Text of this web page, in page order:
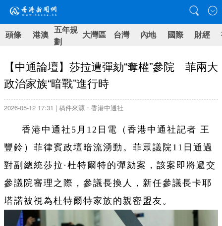
頭條 港澳 五年規
劃
大灣區 台灣 內地 國際 財經
【中通論壇】莎拉遭彈劾“奪權”參院 菲兩大
政治家族“暗戰”進行時
2026-05-12 17:31 | 稿件來源：香港中通社
香港中通社5月12日電（香港中通社記者 王
豐鈴）菲律賓政壇暗流湧動。菲眾議院11日通過
對副總統莎拉·杜特爾特的彈劾案，該案即將遞交
參議院審理之際，參議長換人，新任參議長卡耶
塔諾被視為杜特爾特家族的親密盟友。